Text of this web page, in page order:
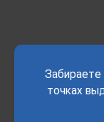
Забираете
точках